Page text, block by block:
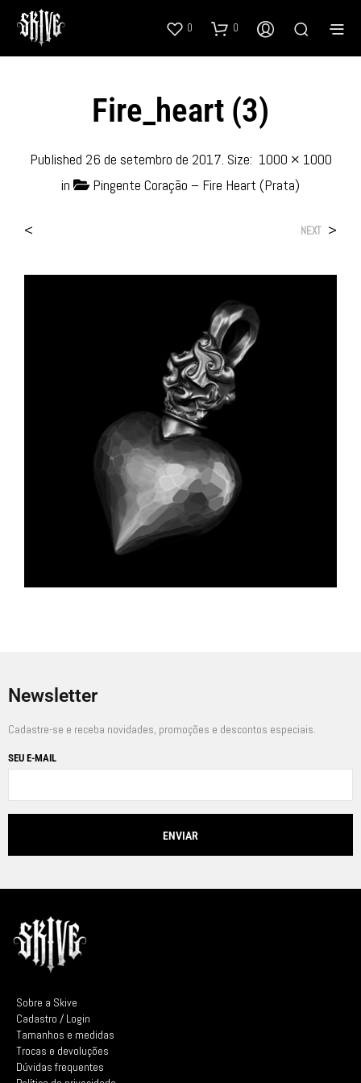
0 0
Fire_heart (3)
Published 26 de setembro de 2017. Size: 1000 × 1000
in
Pingente Coração – Fire Heart (Prata)
< NEXT >
Newsletter
Cadastre-se e receba novidades, promoções e descontos especiais.
SEU E-MAIL
Sobre a Skive
Cadastro / Login
Tamanhos e medidas
Trocas e devoluções
Dúvidas frequentes